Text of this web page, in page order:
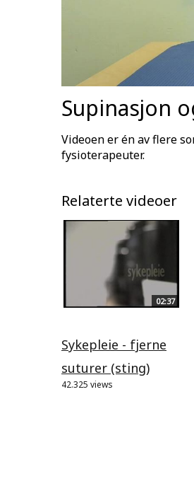
Supinasjon
Videoen er én av flere
fysioterapeuter.
Relaterte videoer
02:37
Sykepleie - fjerne
suturer (sting)
42.325 views